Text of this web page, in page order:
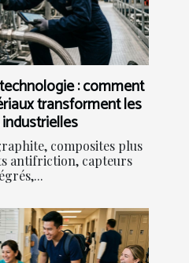
: comment
transforment les
composites plus
antifriction, capteurs